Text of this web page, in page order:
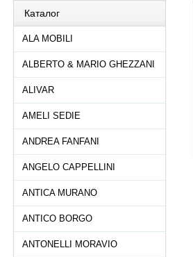
Каталог
ALA MOBILI
ALBERTO & MARIO GHEZZANI
ALIVAR
AMELI SEDIE
ANDREA FANFANI
ANGELO CAPPELLINI
ANTICA MURANO
ANTICO BORGO
ANTONELLI MORAVIO